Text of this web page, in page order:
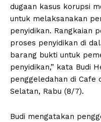
dugaan kasus korupsi
untuk melaksanakan
penyidikan. Rangkaian
proses penyidikan di
barang bukti untuk
penyidikan,” kata Budi
penggeledahan di Cafe
Selatan, Rabu (8/7).
Budi mengatakan